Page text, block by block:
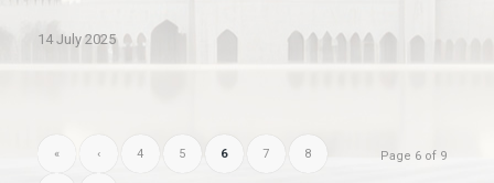
14 July 2025
Page 6 of 9
« ‹ 4 5 6 7 8